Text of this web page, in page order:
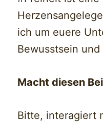
ich um euere
Bewusstsein
Macht diesen
Bitte, interagiert